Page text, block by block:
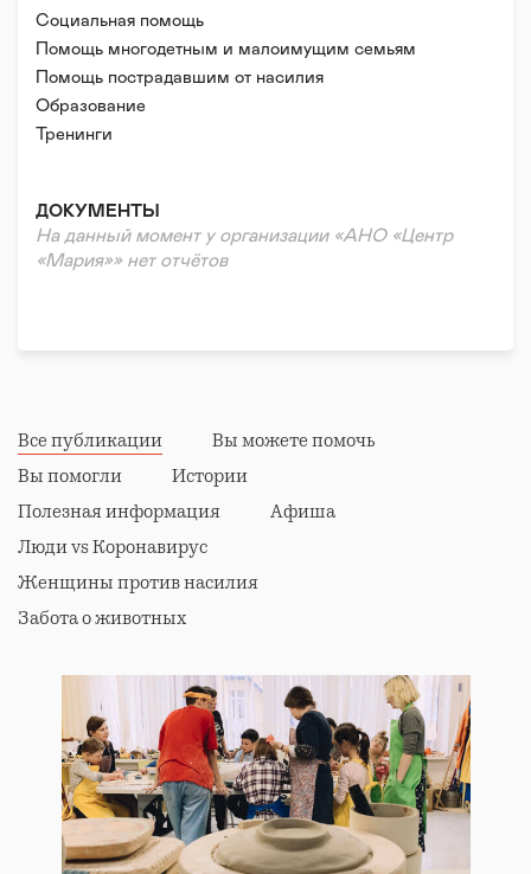
поддержке семей, находящихся в ситуации
семейного неблагополучия;
— Организовывает различные мероприятия для
Социальная помощь
Помощь многодетным и малоимущим семьям
Помощь пострадавшим от насилия
Помощь пострадавшим от стихийных бедствий/
катастроф/войн
Волонтерская помощь
Психологическая помощь
Правовая поддержка
Образование
Тренинги
ДОКУМЕНТЫ
На данный момент у организации «АНО «Центр
«Мария»» нет отчётов
Все публикации
Вы можете помочь
Вы помогли
Истории
Полезная информация
Афиша
Люди vs Коронавирус
Женщины против насилия
Забота о животных